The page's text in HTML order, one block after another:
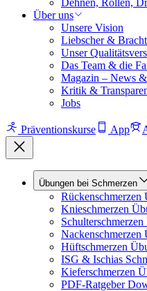
Dehnen, Rollen,
Über uns
Unsere Vision
Liebscher &
Unser
Das Team & die
Magazin – News
Kritik &
Jobs
Präventionskurse App
Übungen bei Schmerzen
Rückenschmerzen
Knieschmerzen
Nackenschmerzen
Hüftschmerzen
ISG & Ischias
Kieferschmerzen
PDF-Ratgeber